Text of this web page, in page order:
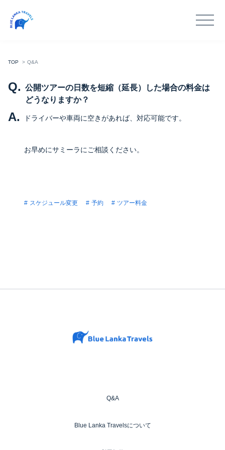
TOP Q&A
Q. 公開ツアーの日数を短縮（延長）した場合の料金は
どうなりますか？
A. ドライバーや車両に空きがあれば、対応可能です。
お早めにサミーラにご相談ください。
スケジュール変更 予約 ツアー料金
Q&A
Blue Lanka Travelsについて